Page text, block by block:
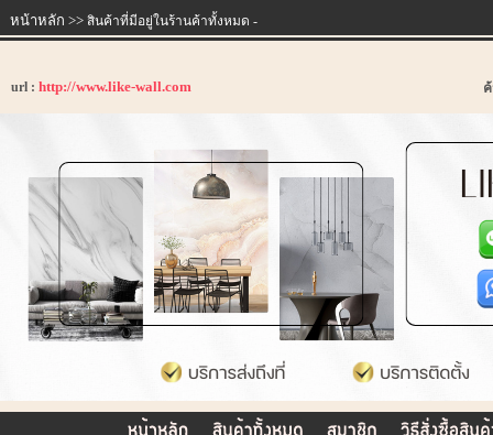
หน้าหลัก >> สินค้าที่มีอยู่ในร้านค้าทั้งหมด -
url : http://www.like-wall.com